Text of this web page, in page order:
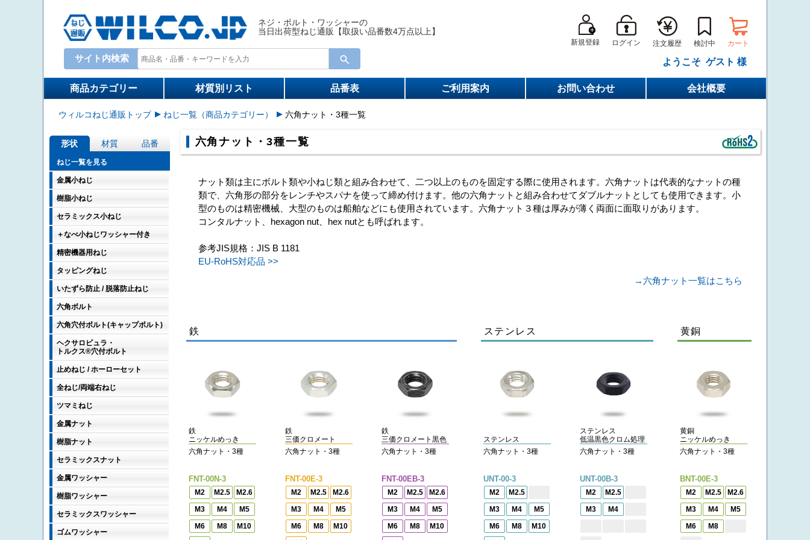
ネジ・ボルト・ワッシャーの
当日出荷型ねじ通販【取扱い品番数4万点以上】
新規登録 ログイン 注文履歴 検討中 カート
ようこそ ゲスト 様
商品カテゴリー 材質別リスト 品番表 ご利用案内 お問い合わせ 会社概要
サイト内検索 Write your search query here
ウィルコねじ通販トップ ねじ一覧（商品カテゴリー） 六角ナット・3種一覧
形状 材質 品番
ねじ一覧を見る
金属小ねじ
樹脂小ねじ
セラミックス小ねじ
＋なべ小ねじワッシャー付き
精密機器用ねじ
タッピングねじ
いたずら防止 / 脱落防止ねじ
六角ボルト
六角穴付ボルト(キャップボルト)
ヘクサロビュラ・
トルクス®穴付ボルト
止めねじ / ホーローセット
全ねじ/両端右ねじ
ツマミねじ
金属ナット
樹脂ナット
セラミックスナット
金属ワッシャー
樹脂ワッシャー
セラミックスワッシャー
ゴムワッシャー
六角ナット・3種一覧
ナット類は主にボルト類や小ねじ類と組み合わせて、二つ以上のものを固定する際に使用されます。六角ナットは代表的なナットの種
類で、六角形の部分をレンチやスパナを使って締め付けます。他の六角ナットと組み合わせてダブルナットとしても使用できます。小
型のものは精密機械、大型のものは船舶などにも使用されています。六角ナット３種は厚みが薄く両面に面取りがあります。
コンタルナット、hexagon nut、hex nutとも呼ばれます。
参考JIS規格：JIS B 1181
EU-RoHS対応品 >>
→六角ナット一覧はこちら
鉄
鉄
ニッケルめっき
六角ナット・3種
FNT-00N-3
M2 M2.5
M2.6
M3
M4
M5
M6
M8
M10
鉄
三価クロメート
六角ナット・3種
FNT-00E-3
M2 M2.5
M2.6
M3
M4
M5
M6
M8
M10
鉄
三価クロメート黒色
六角ナット・3種
FNT-00EB-3
M2 M2.5
M2.6
M3
M4
M5
M6
M8
M10
ステンレス
ステンレス
六角ナット・3種
UNT-00-3
M2
M2.5
M3
M4
M5
M6
M8
M10
ステンレス
低温黒色クロム処理
六角ナット・3種
UNT-00B-3
M2
M2.5
M3
M4
黄銅
黄銅
ニッケルめっき
六角ナット・3種
BNT-00E-3
M2 M2.5
M2.6
M3
M4
M5
M6
M8